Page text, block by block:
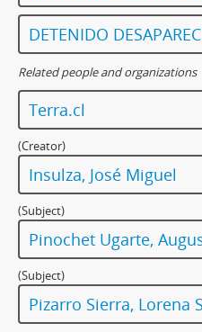
DETENIDO
Related people and organizations
Terra.cl
(Creator)
Insulza, José Miguel
(Subject)
Pinochet Ugarte,
(Subject)
Pizarro Sierra, Lorena